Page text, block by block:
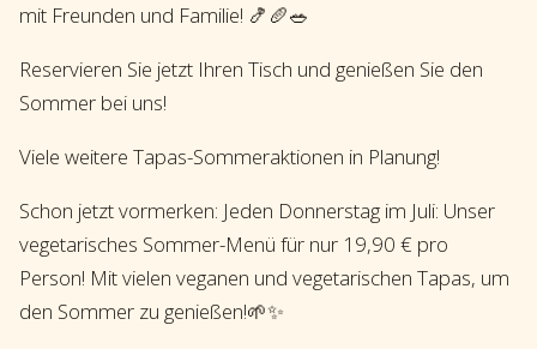
mit Freunden und Familie! 🍤🥖🥗
Reservieren Sie jetzt Ihren Tisch und genießen Sie den
Sommer bei uns!
Viele weitere Tapas-Sommeraktionen in Planung!
Schon jetzt vormerken: Jeden Donnerstag im Juli: Unser
vegetarisches Sommer-Menü für nur 19,90 € pro
Person! Mit vielen veganen und vegetarischen Tapas, um
den Sommer zu genießen!🌱✨